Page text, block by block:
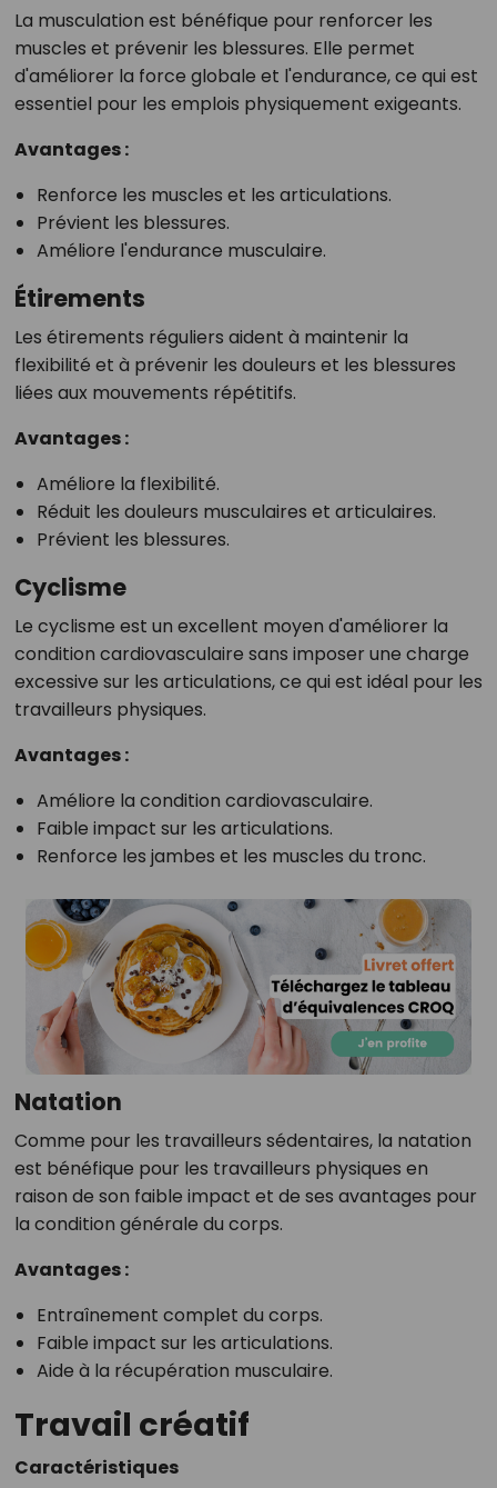
La musculation est bénéfique pour renforcer les
muscles et prévenir les blessures. Elle permet
d'améliorer la force globale et l'endurance, ce qui est
essentiel pour les emplois physiquement exigeants.
Avantages :
Renforce les muscles et les articulations.
Prévient les blessures.
Améliore l'endurance musculaire.
Étirements
Les étirements réguliers aident à maintenir la
flexibilité et à prévenir les douleurs et les blessures
liées aux mouvements répétitifs.
Avantages :
Améliore la flexibilité.
Réduit les douleurs musculaires et articulaires.
Prévient les blessures.
Cyclisme
Le cyclisme est un excellent moyen d'améliorer la
condition cardiovasculaire sans imposer une charge
excessive sur les articulations, ce qui est idéal pour les
travailleurs physiques.
Avantages :
Améliore la condition cardiovasculaire.
Faible impact sur les articulations.
Renforce les jambes et les muscles du tronc.
Natation
Comme pour les travailleurs sédentaires, la natation
est bénéfique pour les travailleurs physiques en
raison de son faible impact et de ses avantages pour
la condition générale du corps.
Avantages :
Entraînement complet du corps.
Faible impact sur les articulations.
Aide à la récupération musculaire.
Travail créatif
Caractéristiques